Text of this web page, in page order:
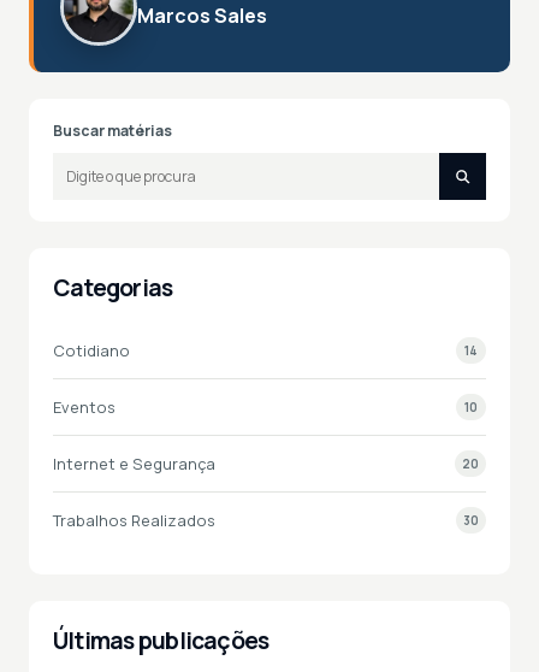
Marcos Sales
Buscar matérias
Categorias
Cotidiano 14
Eventos 10
Internet e Segurança 20
Trabalhos Realizados 30
Últimas publicações